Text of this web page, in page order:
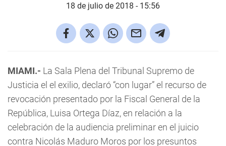
18 de julio de 2018 - 15:56
MIAMI.- La Sala Plena del Tribunal Supremo de
Justicia el el exilio, declaró “con lugar” el recurso de
revocación presentado por la Fiscal General de la
República, Luisa Ortega Díaz, en relación a la
celebración de la audiencia preliminar en el juicio
contra Nicolás Maduro Moros por los presuntos